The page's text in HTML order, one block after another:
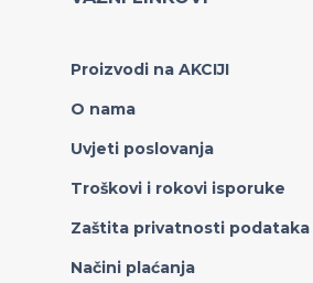
Proizvodi na AKCIJI
O nama
Uvjeti poslovanja
Troškovi i rokovi isporuke
Zaštita privatnosti podataka
Načini plaćanja